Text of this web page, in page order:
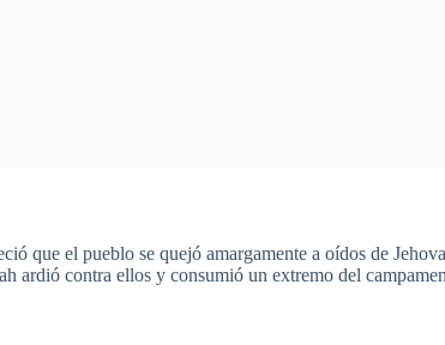
que el pueblo se quejó amargamente a oídos de
ardió contra ellos y consumió un extremo del